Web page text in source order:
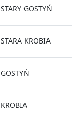
STARY GOSTYŃ
STARA KROBIA
GOSTYŃ
KROBIA